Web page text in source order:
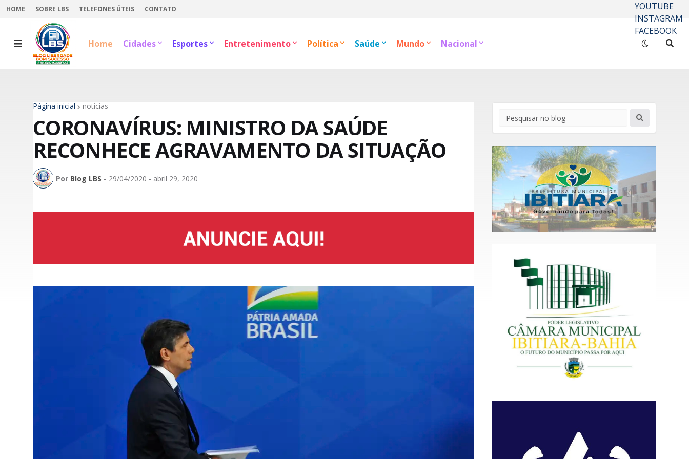
HOME SOBRE LBS TELEFONES ÚTEIS CONTATO
YOUTUBE
INSTAGRAM
FACEBOOK
Home
Cidades Esportes Entretenimento Política Saúde Mundo Nacional
Página inicial noticias
CORONAVÍRUS: MINISTRO DA SAÚDE
RECONHECE AGRAVAMENTO DA SITUAÇÃO
Por Blog LBS - 29/04/2020 - abril 29, 2020